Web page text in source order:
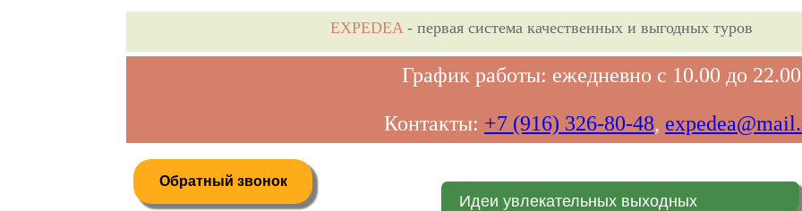
EXPEDEA- первая система качественных и выгодных туров
График работы: ежедневно с 10.00 до 22.00
Контакты: +7 (916) 326-80-48,
Обратный звонок
Идеи увлекательных выходных